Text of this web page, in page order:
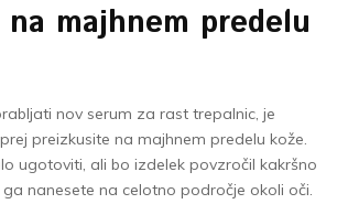
majhnem predelu
nov serum za rast trepalnic, je
preizkusite na majhnem predelu kože.
ugotoviti, ali bo izdelek povzročil kakršno
nanesete na celotno področje okoli oči.